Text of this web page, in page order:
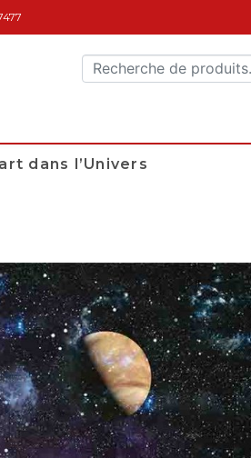
dans l’Univers